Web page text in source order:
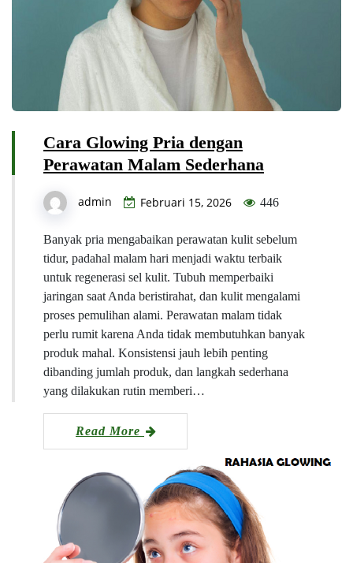
Cara Glowing Pria dengan
Perawatan Malam Sederhana
admin Februari 15, 2026 446
Banyak pria mengabaikan perawatan kulit sebelum
tidur, padahal malam hari menjadi waktu terbaik
untuk regenerasi sel kulit. Tubuh memperbaiki
jaringan saat Anda beristirahat, dan kulit mengalami
proses pemulihan alami. Perawatan malam tidak
perlu rumit karena Anda tidak membutuhkan banyak
produk mahal. Konsistensi jauh lebih penting
dibanding jumlah produk, dan langkah sederhana
yang dilakukan rutin memberi…
Read More